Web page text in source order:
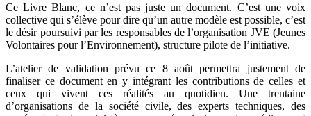
Ce Livre Blanc, ce n’est pas juste un document. C’est une voix
collective qui s’élève pour dire qu’un autre modèle est possible, c’est
le désir poursuivi par les responsables de l’organisation JVE (Jeunes
Volontaires pour l’Environnement), structure pilote de l’initiative.
L’atelier de validation prévu ce 8 août permettra justement de
finaliser ce document en y intégrant les contributions de celles et
ceux qui vivent ces réalités au quotidien. Une trentaine
d’organisations de la société civile, des experts techniques, des